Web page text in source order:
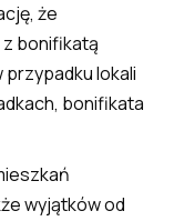
że
bonifikatą
lokali
bonifikata
wyjątków od